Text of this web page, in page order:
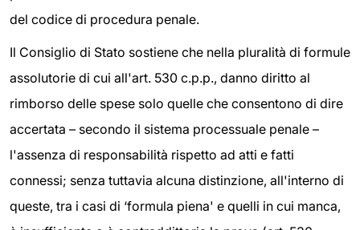
del codice di procedura penale.
Il Consiglio di Stato sostiene che nella pluralità di formule
assolutorie di cui all'art. 530 c.p.p., danno diritto al
rimborso delle spese solo quelle che consentono di dire
accertata – secondo il sistema processuale penale –
l'assenza di responsabilità rispetto ad atti e fatti
connessi; senza tuttavia alcuna distinzione, all'interno di
queste, tra i casi di ‘formula piena' e quelli in cui manca,